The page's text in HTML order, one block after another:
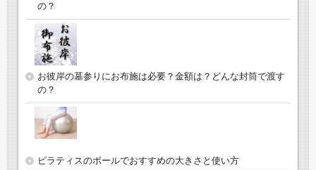
の？
お彼岸の墓参りにお布施は必要？金額は？どんな封筒で渡す
の？
ピラティスのボールでおすすめの大きさと使い方